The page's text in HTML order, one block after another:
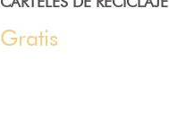
Gratis